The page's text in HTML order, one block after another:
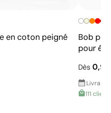
en coton peigné
Bob
pour
Dès
111